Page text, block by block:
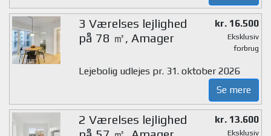
3 Værelses lejlighed
på 78 ㎡, Amager
kr. 16.500
Eksklusiv
forbrug
Lejebolig udlejes pr. 31. oktober 2026
Se mere
2 Værelses lejlighed
kr. 13.600
Eksklusiv